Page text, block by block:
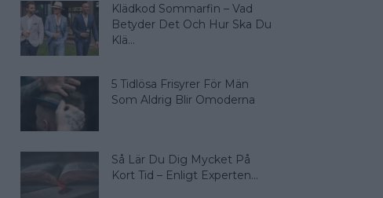
Klädkod Sommarfin – Vad
Betyder Det Och Hur Ska Du
Klä...
5 Tidlösa Frisyrer För Män
Som Aldrig Blir Omoderna
Så Lär Du Dig Mycket På
Kort Tid – Enligt Experten...